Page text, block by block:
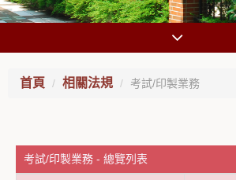
首頁 相關法規 考試/印製業務
考試/印製業務 - 總覽列表